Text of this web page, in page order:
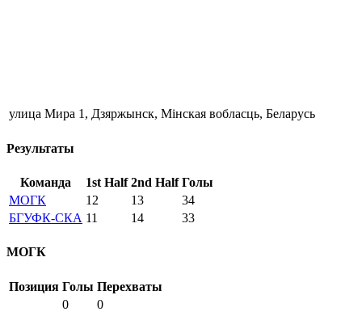
улица Мира 1, Дзяржынск, Мінская вобласць, Беларусь
Результаты
Команда 1st Half 2nd Half Голы
МОГК
12 13
34
БГУФК-СКА 11 14 33
МОГК
Позиция Голы Перехваты
0
0